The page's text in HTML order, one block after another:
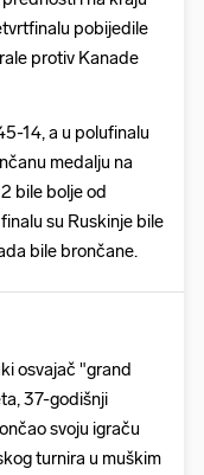
pobijedile
protiv Kanade
14, a u polufinalu
medalju na
bile bolje od
su Ruskinje bile
bile brončane.
osvajač "grand
37-godišnji
svoju igraču
turnira u muškim